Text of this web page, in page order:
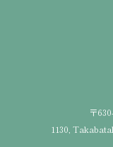
〒
1130,